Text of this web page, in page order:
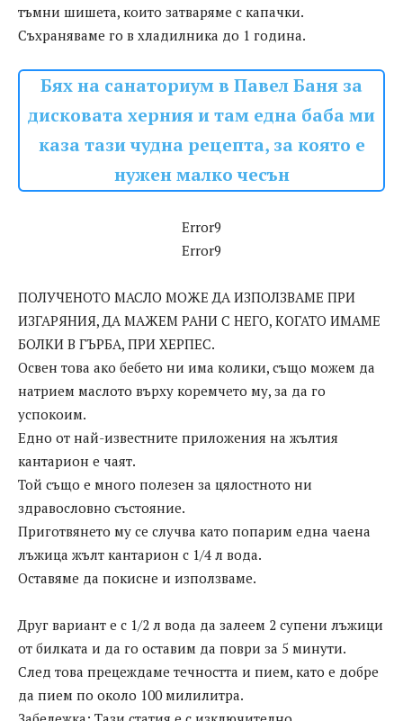
тъмни шишета, които затваряме с капачки.
Съхраняваме го в хладилника до 1 година.
Бях на санаториум в Павел Баня за
дисковата херния и там една баба ми
каза тази чудна рецепта, за която е
нужен малко чесън
Error9
Error9
ПОЛУЧЕНОТО МАСЛО МОЖЕ ДА ИЗПОЛЗВАМЕ ПРИ
ИЗГАРЯНИЯ, ДА МАЖЕМ РАНИ С НЕГО, КОГАТО ИМАМЕ
БОЛКИ В ГЪРБА, ПРИ ХЕРПЕС.
Освен това ако бебето ни има колики, също можем да
натрием маслото върху коремчето му, за да го
успокоим.
Едно от най-известните приложения на жълтия
кантарион е чаят.
Той също е много полезен за цялостното ни
здравословно състояние.
Приготвянето му се случва като попарим една чаена
лъжица жълт кантарион с 1/4 л вода.
Оставяме да покисне и използваме.
Друг вариант е с 1/2 л вода да залеем 2 супени лъжици
от билката и да го оставим да поври за 5 минути.
След това прецеждаме течността и пием, като е добре
да пием по около 100 милилитра.